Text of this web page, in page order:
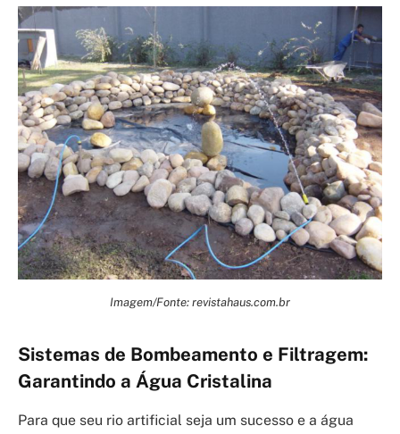
Imagem/Fonte: revistahaus.com.br
Sistemas de Bombeamento e Filtragem:
Garantindo a Água Cristalina
Para que seu rio artificial seja um sucesso e a água